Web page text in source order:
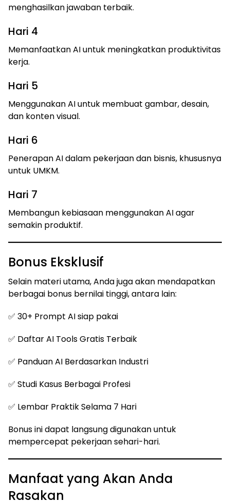
menghasilkan jawaban terbaik.
Hari 4
Memanfaatkan AI untuk meningkatkan produktivitas
kerja.
Hari 5
Menggunakan AI untuk membuat gambar, desain,
dan konten visual.
Hari 6
Penerapan AI dalam pekerjaan dan bisnis, khususnya
untuk UMKM.
Hari 7
Membangun kebiasaan menggunakan AI agar
semakin produktif.
Bonus Eksklusif
Selain materi utama, Anda juga akan mendapatkan
berbagai bonus bernilai tinggi, antara lain:
✅ 30+ Prompt AI siap pakai
✅ Daftar AI Tools Gratis Terbaik
✅ Panduan AI Berdasarkan Industri
✅ Studi Kasus Berbagai Profesi
✅ Lembar Praktik Selama 7 Hari
Bonus ini dapat langsung digunakan untuk
mempercepat pekerjaan sehari-hari.
Manfaat yang Akan Anda
Rasakan